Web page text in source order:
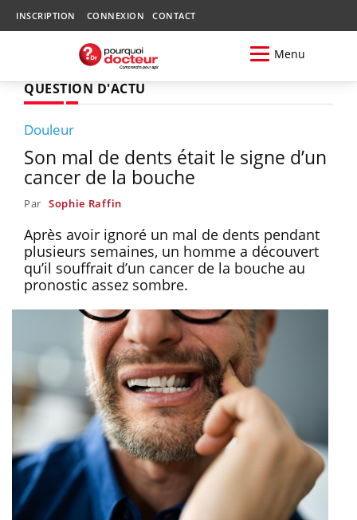
INSCRIPTION CONNEXION CONTACT
Menu
QUESTION D'ACTU
Douleur
Son mal de dents était le signe d’un
cancer de la bouche
Par Sophie Raffin
Après avoir ignoré un mal de dents pendant
plusieurs semaines, un homme a découvert
qu’il souffrait d’un cancer de la bouche au
pronostic assez sombre.